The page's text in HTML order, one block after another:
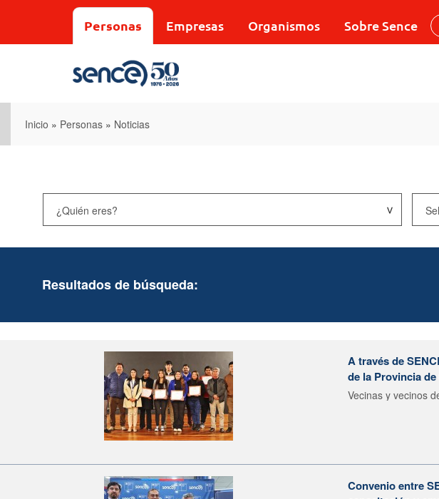
Personas Empresas Organismos Sobre Sence
Inicio » Personas » Noticias
Resultados de búsqueda:
A través de
de la Provincia
Vecinas y vecinos
Convenio entre